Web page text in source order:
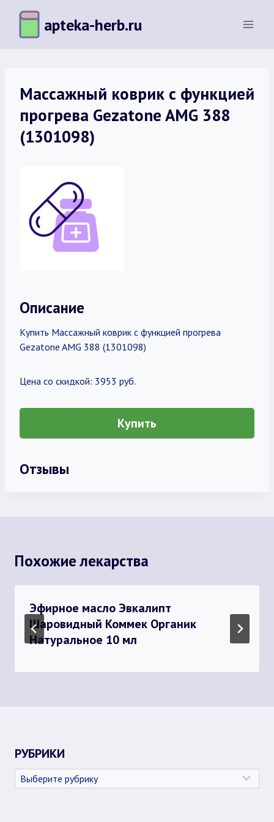
Перейти
содержимому
apteka-herb.ru
Массажный коврик с функцией
прогрева Gezatone AMG 388
(1301098)
Описание
Купить Массажный коврик с функцией прогрева
Gezatone AMG 388 (1301098)
Цена со скидкой: 3953 руб.
Купить
Отзывы
Похожие лекарства
Эфирное масло Эвкалипт
Шаровидный Коммек Органик
Натуральное 10 мл
РУБРИКИ
Рубрики